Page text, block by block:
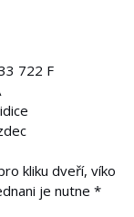
722 F
kliku dveří, víko
je nutne *